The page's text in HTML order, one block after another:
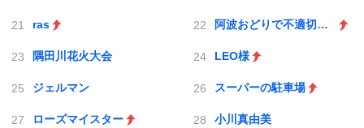
ras 阿波おどりで不適切な動画
隅田川花火大会 LEO様
ジェルマン スーパーの駐車場
ローズマイスター 小川真由美